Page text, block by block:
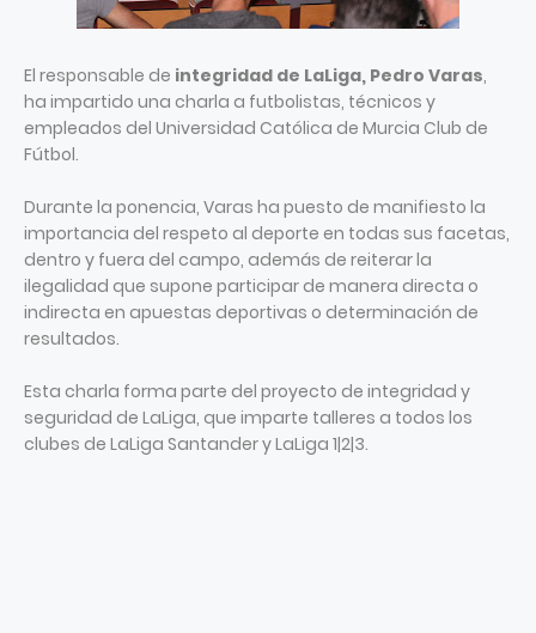
El responsable de integridad de LaLiga, Pedro Varas,
ha impartido una charla a futbolistas, técnicos y
empleados del Universidad Católica de Murcia Club de
Fútbol.
Durante la ponencia, Varas ha puesto de manifiesto la
importancia del respeto al deporte en todas sus facetas,
dentro y fuera del campo, además de reiterar la
ilegalidad que supone participar de manera directa o
indirecta en apuestas deportivas o determinación de
resultados.
Esta charla forma parte del proyecto de integridad y
seguridad de LaLiga, que imparte talleres a todos los
clubes de LaLiga Santander y LaLiga 1|2|3.